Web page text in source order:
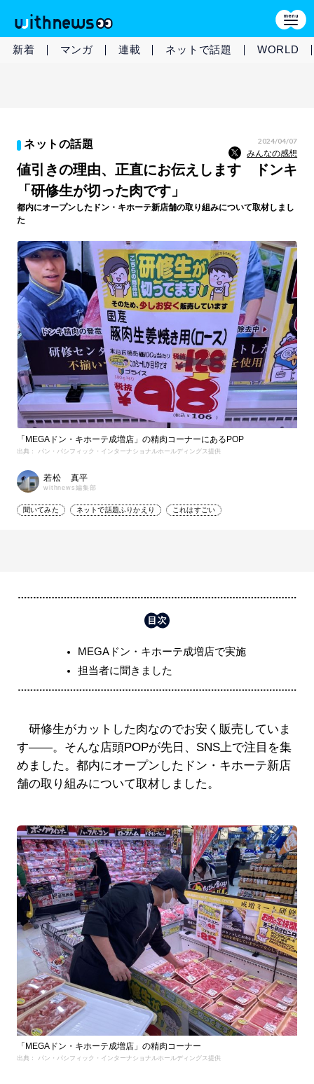
新着 マンガ 連載 ネットで話題 WORLD
ネットの話題 2024/04/07
みんなの感想
値引きの理由、正直にお伝えします ドンキ
「研修生が切った肉です」
都内にオープンしたドン・キホーテ新店舗の取り組みについて取材しまし
た
「MEGAドン・キホーテ成増店」の精肉コーナーにあるPOP
出典： パン・パシフィック・インターナショナルホールディングス提供
若松 真平
withnews編集部
聞いてみた ネットで話題ふりかえり これはすごい
MEGAドン・キホーテ成増店で実施
担当者に聞きました
研修生がカットした肉なのでお安く販売していま
す――。そんな店頭POPが先日、SNS上で注目を集
めました。都内にオープンしたドン・キホーテ新店
舗の取り組みについて取材しました。
「MEGAドン・キホーテ成増店」の精肉コーナー
出典： パン・パシフィック・インターナショナルホールディングス提供